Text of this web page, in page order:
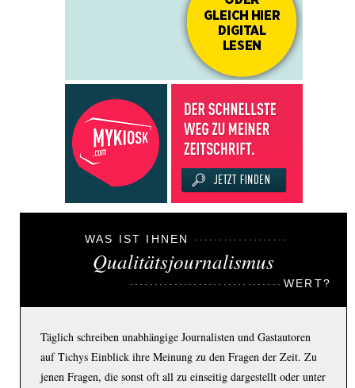
WAS IST IHNEN
Qualitätsjournalismus
WERT?
Täglich schreiben unabhängige Journalisten und Gastautoren
auf Tichys Einblick ihre Meinung zu den Fragen der Zeit. Zu
jenen Fragen, die sonst oft all zu einseitig dargestellt oder unter